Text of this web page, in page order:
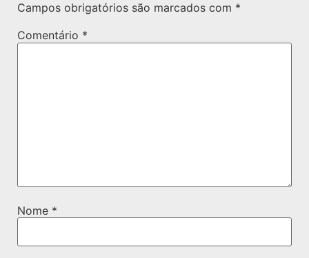
Campos obrigatórios são marcados com *
Comentário *
Nome *